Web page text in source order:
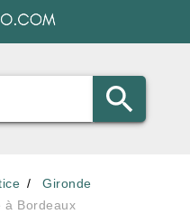
Gironde
à Bordeaux